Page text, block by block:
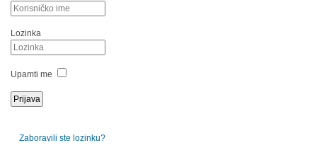
Lozinka
Upamti me
Zaboravili ste lozinku?